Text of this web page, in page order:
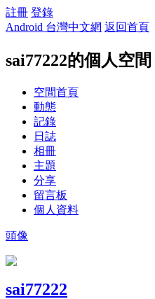
註冊 登錄
Android 台灣中文網 返回首頁
sai77222的個人空間
空間首頁
動態
記錄
日誌
相冊
主題
分享
留言板
個人資料
頭像
sai77222